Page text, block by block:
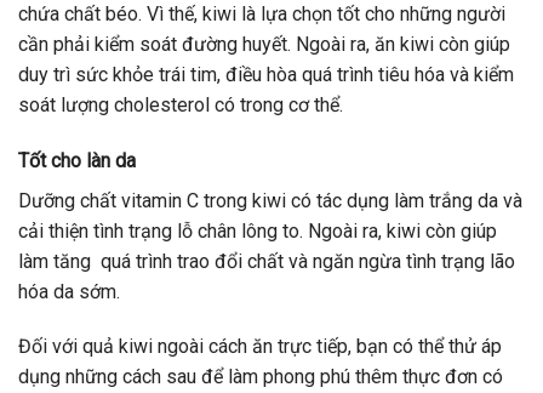
chứa chất béo. Vì thế, kiwi là lựa chọn tốt cho những người
cần phải kiểm soát đường huyết. Ngoài ra, ăn kiwi còn giúp
duy trì sức khỏe trái tim, điều hòa quá trình tiêu hóa và kiểm
soát lượng cholesterol có trong cơ thể.
Tốt cho làn da
Dưỡng chất vitamin C trong kiwi có tác dụng làm trắng da và
cải thiện tình trạng lỗ chân lông to. Ngoài ra, kiwi còn giúp
làm tăng quá trình trao đổi chất và ngăn ngừa tình trạng lão
hóa da sớm.
Đối với quả kiwi ngoài cách ăn trực tiếp, bạn có thể thử áp
dụng những cách sau để làm phong phú thêm thực đơn có